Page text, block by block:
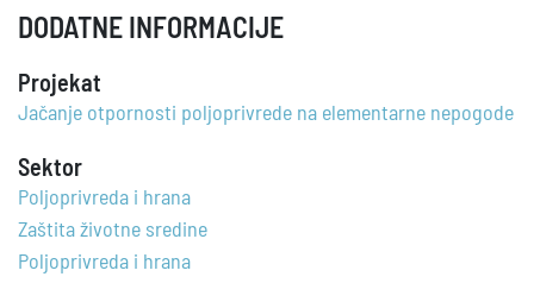
DODATNE INFORMACIJE
Projekat
Jačanje otpornosti poljoprivrede na elementarne nepogode
Sektor
Poljoprivreda i hrana
Zaštita životne sredine
Poljoprivreda i hrana